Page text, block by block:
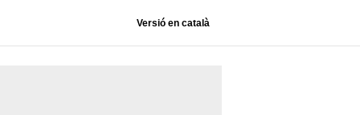
Versió en català